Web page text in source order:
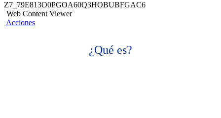
Z7_79E813O0PGOA60Q3HOBUBFGAC6
Web Content Viewer
Acciones
¿Qué es?